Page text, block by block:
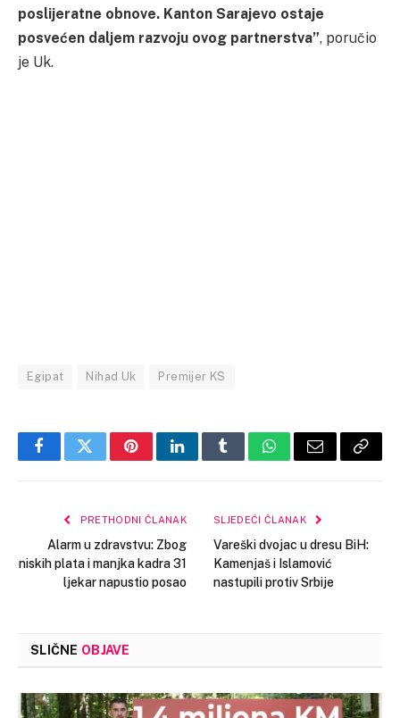
poslijeratne obnove. Kanton Sarajevo ostaje
posvećen daljem razvoju ovog partnerstva”, poručio
je Uk.
Egipat Nihad Uk Premijer KS
FacebookTwitterPinterestLinkedInTumblrWhatsApp
Email Copy
PRETHODNI ČLANAK
Alarm u zdravstvu: Zbog
niskih plata i manjka kadra 31
ljekar napustio posao
SLJEDEĆI ČLANAK
Vareški dvojac u dresu BiH:
Kamenjaš i Islamović
nastupili protiv Srbije
SLIČNE OBJAVE